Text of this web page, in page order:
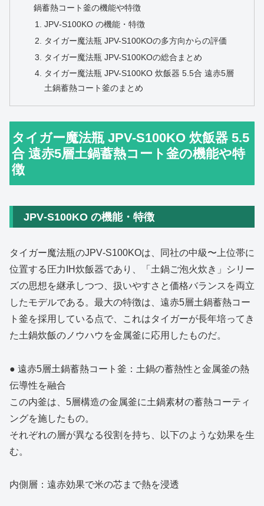
鍋蓄熱コート釜の機能や特徴
JPV‑S100KO の機能・特徴
タイガー魔法瓶 JPV-S100KOの多方向からの評価
タイガー魔法瓶 JPV-S100KOの総合まとめ
タイガー魔法瓶 JPV-S100KO 炊飯器 5.5合 遠赤5層
土鍋蓄熱コート釜のまとめ
タイガー魔法瓶 JPV-S100KO 炊飯器 5.5
合 遠赤5層土鍋蓄熱コート釜の機能や特
徴
JPV‑S100KO の機能・特徴
タイガー魔法瓶のJPV‑S100KOは、同社の中級〜上位帯に
位置する圧力IH炊飯器であり、「土鍋ご泡火炊き」シリー
ズの思想を継承しつつ、扱いやすさと価格バランスを両立
したモデルである。最大の特徴は、遠赤5層土鍋蓄熱コー
ト釜を採用している点で、これはタイガーが長年培ってき
た土鍋炊飯のノウハウを金属釜に応用したものだ。
● 遠赤5層土鍋蓄熱コート釜：土鍋の蓄熱性と金属釜の熱
伝導性を融合
この内釜は、5層構造の金属釜に土鍋素材の蓄熱コーティ
ングを施したもの。
それぞれの層が異なる役割を持ち、以下のような効果を生
む。
内側層：遠赤効果で米の芯まで熱を浸透